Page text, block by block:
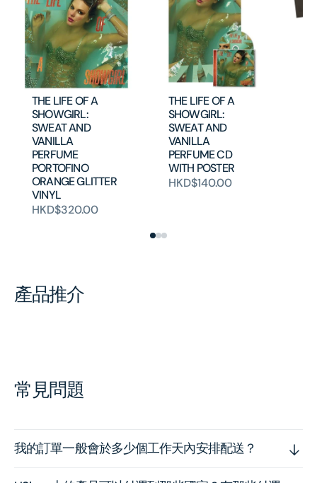
THE LIFE OF A
SHOWGIRL:
SWEAT AND
VANILLA
PERFUME
PORTOFINO
ORANGE GLITTER
VINYL
HKD$320.00
THE LIFE OF A
SHOWGIRL:
SWEAT AND
VANILLA
PERFUME CD
WITH POSTER
HKD$140.00
產品推介
常見問題
我的訂單一般會於多少個工作天內安排配送？